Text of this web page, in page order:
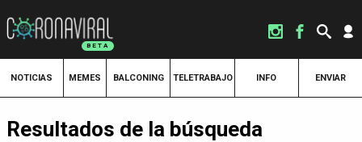
NOTICIAS MEMES BALCONING TELETRABAJO INFO ENVIAR
Resultados de la búsqueda